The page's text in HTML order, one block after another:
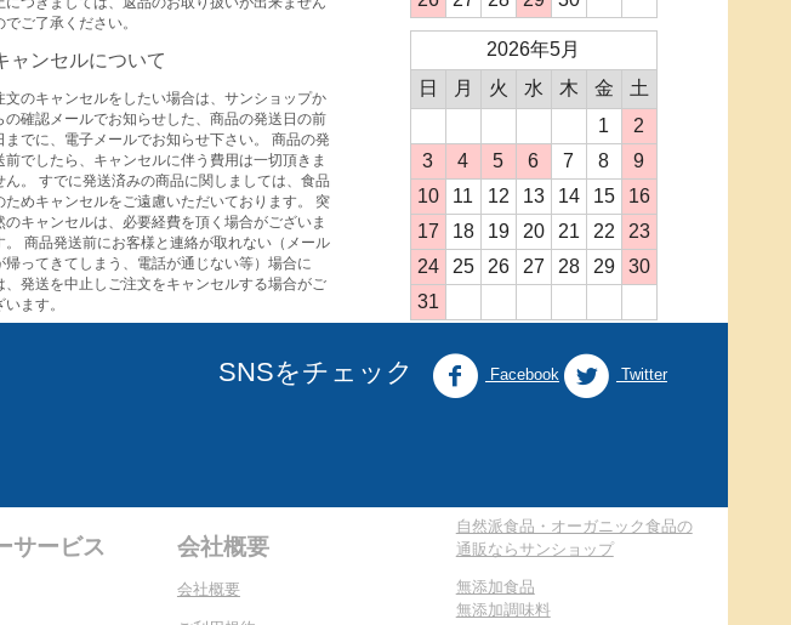
でご了承ください。
ャンセルについて
文のキャンセルをしたい場合は、サンショップか
の確認メールでお知らせした、商品の発送日の前
までに、電子メールでお知らせ下さい。 商品の発
前でしたら、キャンセルに伴う費用は一切頂きま
ん。 すでに発送済みの商品に関しましては、食品
ためキャンセルをご遠慮いただいております。 突
のキャンセルは、必要経費を頂く場合がございま
。 商品発送前にお客様と連絡が取れない（メール
帰ってきてしまう、電話が通じない等）場合に
、発送を中止しご注文をキャンセルする場合がご
います。
2026年5月
日
月 火 水 木 金
土
1
2
3
4 5 6 7 8
9
10
11 12 13 14 15
16
17
18 19 20 21 22
23
24
25 26 27 28 29
30
31
SNSをチェック Facebook Twitter
サービス 会社概要
会社概要
自然派食品・オーガニック食品の
通販ならサンショップ
無添加食品
無添加調味料